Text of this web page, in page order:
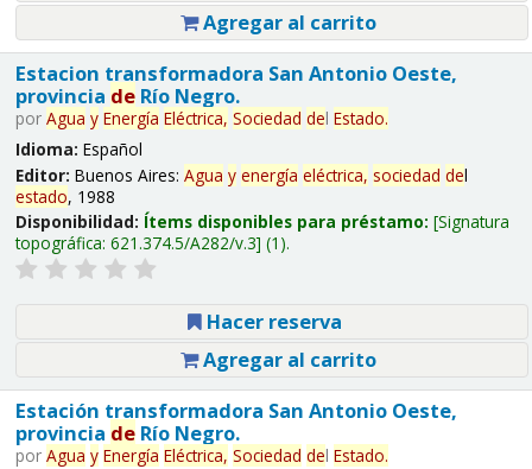
Agregar al carrito
Estacion transformadora San Antonio Oeste,
provincia deRío Negro.
por Agua y Energía Eléctrica, Sociedad del Estado.
Idioma: Español
Editor: Buenos Aires: Agua y energía eléctrica, sociedad del
estado, 1988
Disponibilidad: Ítems disponibles para préstamo: Signatura
topográfica: 621.374.5/A282/v.3 (1).
Hacer reserva
Agregar al carrito
Estación transformadora San Antonio Oeste,
provincia deRío Negro.
por Agua y Energía Eléctrica, Sociedad del Estado.